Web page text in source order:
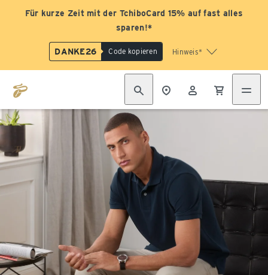
Für kurze Zeit mit der TchiboCard 15% auf fast alles
sparen!*
DANKE26 Code kopieren Hinweis*